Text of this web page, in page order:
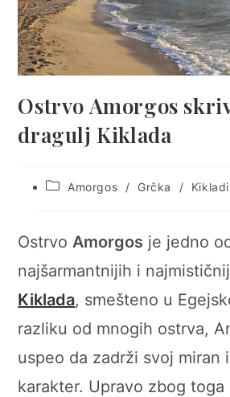
Ostrvo Amorgos
dragulj Kiklada
PostAmorgos / Grčka / Kikladi
Ostrvo Amorgos je jedno
najšarmantnijih i
Kiklada, smešteno u
razliku od mnogih ostrva,
uspeo da zadrži svoj miran
karakter. Upravo zbog toga